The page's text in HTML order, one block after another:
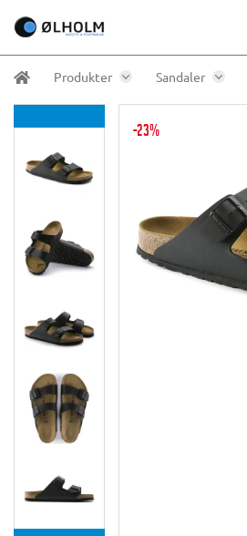
Produkter Sandaler
-23%